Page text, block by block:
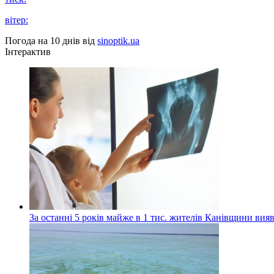
вітер:
Погода на 10 днів від sinoptik.ua
Інтерактив
За останні 5 років майже в 1 тис. жителів Канівщини